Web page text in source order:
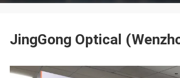
JingGong Optical